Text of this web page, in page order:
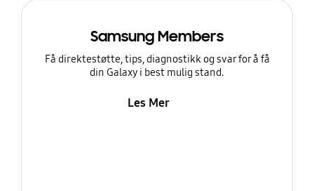
Samsung Members
Få direktestøtte, tips, diagnostikk og svar for å få
din Galaxy i best mulig stand.
Les Mer